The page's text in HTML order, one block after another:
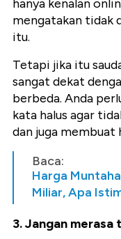
hanya kenalan
mengatakan tidak
itu.
Tetapi jika itu
sangat dekat
berbeda. Anda
kata halus agar
dan juga membuat
Baca:
Harga
Miliar, Apa
3. Jangan